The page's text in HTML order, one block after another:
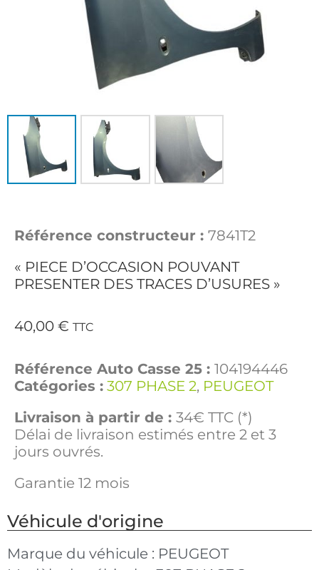
Référence constructeur : 7841T2
« PIECE D’OCCASION POUVANT
PRESENTER DES TRACES D’USURES »
40,00 € TTC
Référence Auto Casse 25 : 104194446
Catégories : 307 PHASE 2, PEUGEOT
Livraison à partir de : 34€ TTC (*)
Délai de livraison estimés entre 2 et 3
jours ouvrés.
Garantie 12 mois
Véhicule d'origine
Marque du véhicule : PEUGEOT